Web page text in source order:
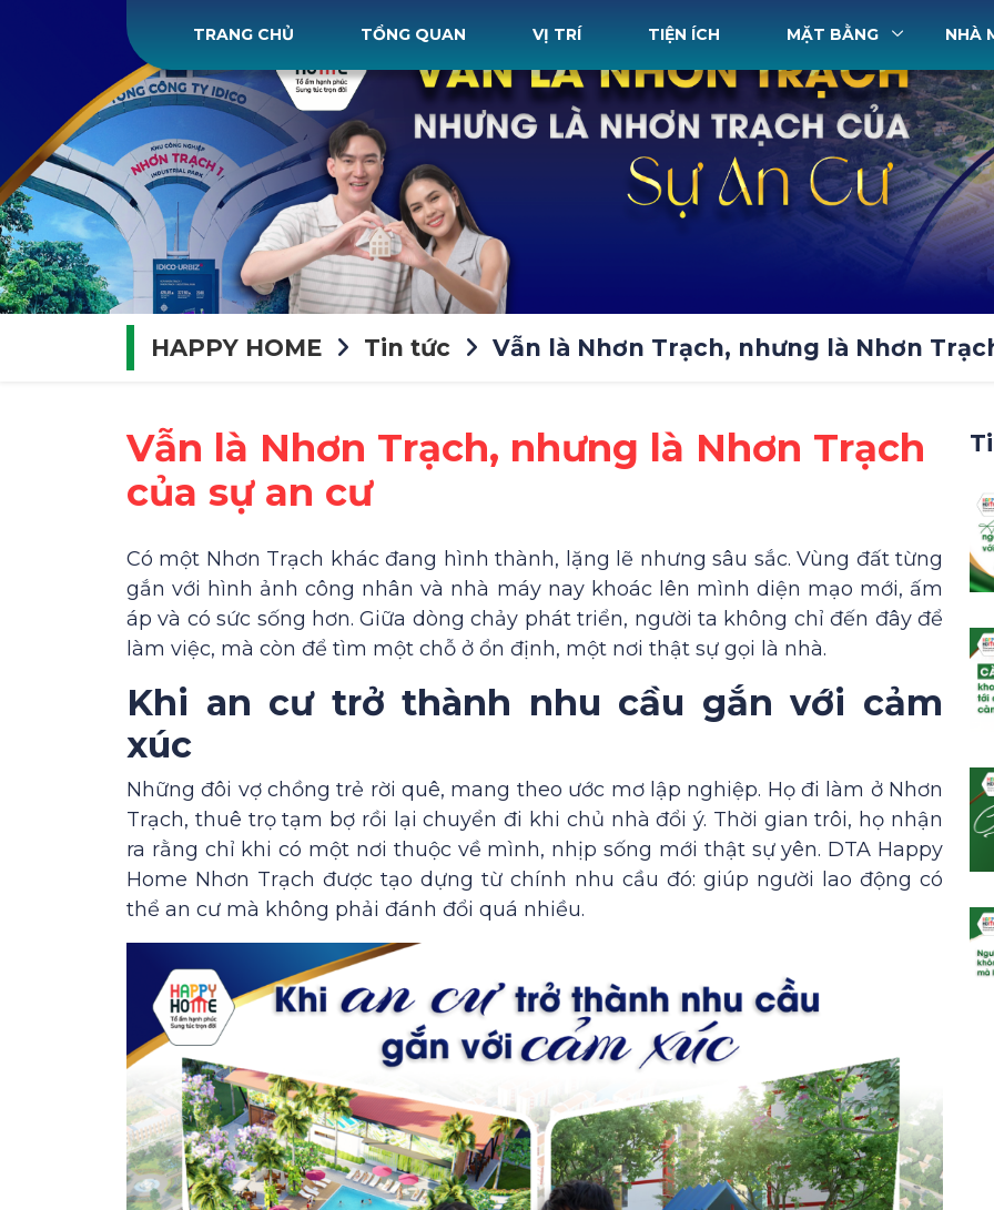
TRANG CHỦ TỔNG QUAN VỊ TRÍ TIỆN ÍCH MẶT BẰNG NHÀ
HAPPY HOME Tin tức Vẫn là Nhơn Trạch, nhưng là Nhơn
Vẫn là Nhơn Trạch, nhưng là Nhơn Trạch
của sự an cư
Có một Nhơn Trạch khác đang hình thành, lặng lẽ nhưng sâu sắc. Vùng đất từng
gắn với hình ảnh công nhân và nhà máy nay khoác lên mình diện mạo mới, ấm
áp và có sức sống hơn. Giữa dòng chảy phát triển, người ta không chỉ đến đây để
làm việc, mà còn để tìm một chỗ ở ổn định, một nơi thật sự gọi là nhà.
Khi an cư trở thành nhu cầu gắn với cảm
xúc
Những đôi vợ chồng trẻ rời quê, mang theo ước mơ lập nghiệp. Họ đi làm ở Nhơn
Trạch, thuê trọ tạm bợ rồi lại chuyển đi khi chủ nhà đổi ý. Thời gian trôi, họ nhận
ra rằng chỉ khi có một nơi thuộc về mình, nhịp sống mới thật sự yên. DTA Happy
Home Nhơn Trạch được tạo dựng từ chính nhu cầu đó: giúp người lao động có
thể an cư mà không phải đánh đổi quá nhiều.